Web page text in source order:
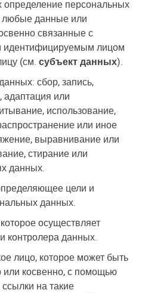
персональных
любые данные или
связанные с
лицом
(см. субъект данных).
сбор, запись,
адаптация или
использование,
или иное
выравнивание или
стирание или
данных.
цели и
данных.
осуществляет
контролера данных.
лицо, которое может быть
косвенно, с помощью
на такие